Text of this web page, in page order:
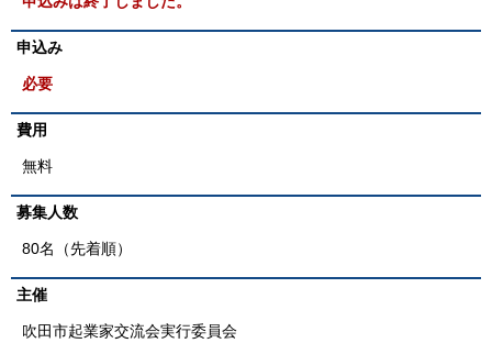
申込み
必要
費用
無料
募集人数
80名（先着順）
主催
吹田市起業家交流会実行委員会